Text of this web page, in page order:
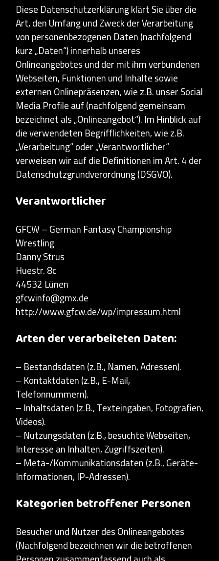
Diese Datenschutzerklärung klärt Sie über die
Art, den Umfang und Zweck der Verarbeitung
von personenbezogenen Daten (nachfolgend
kurz „Daten“) innerhalb unseres
Onlineangebotes und der mit ihm verbundenen
Webseiten, Funktionen und Inhalte sowie
externen Onlinepräsenzen, wie z.B. unser Social
Media Profile auf (nachfolgend gemeinsam
bezeichnet als „Onlineangebot“). Im Hinblick auf
die verwendeten Begrifflichkeiten, wie z.B.
„Verarbeitung“ oder „Verantwortlicher“
verweisen wir auf die Definitionen im Art. 4 der
Datenschutzgrundverordnung (DSGVO).
Verantwortlicher
GFCW – German Fantasy Championship
Wrestling
Danny Strus
Huestr. 8c
44532 Lünen
gfcwinfo@gmx.de
http://www.gfcw.de/wp/impressum.html
Arten der verarbeiteten Daten:
– Bestandsdaten (z.B., Namen, Adressen).
– Kontaktdaten (z.B., E-Mail,
Telefonnummern).
– Inhaltsdaten (z.B., Texteingaben, Fotografien,
Videos).
– Nutzungsdaten (z.B., besuchte Webseiten,
Interesse an Inhalten, Zugriffszeiten).
– Meta-/Kommunikationsdaten (z.B., Geräte-
Informationen, IP-Adressen).
Kategorien betroffener Personen
Besucher und Nutzer des Onlineangebotes
(Nachfolgend bezeichnen wir die betroffenen